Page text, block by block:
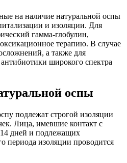
на наличие натуральной оспы
и изоляции. Для
гамма-глобулин,
терапию. В случае
а также для
широкого спектра
оспы
подлежат строгой изоляции
Лица, имевшие контакт с
дней и подлежащих
периода изоляции проводится